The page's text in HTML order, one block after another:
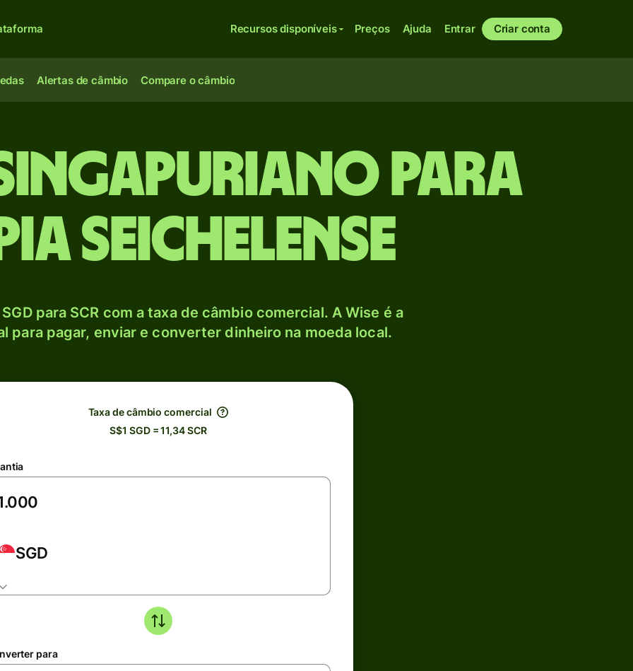
Recursos disponíveis Preços Ajuda Entrar Criar conta
Alertas de câmbio Compare o câmbio
para
seichelense
para SCR com a taxa de câmbio comercial. A Wise é a
para pagar, enviar e converter dinheiro na moeda local.
Taxa de câmbio comercial
S$1 SGD = 11,34 SCR
SGD
para